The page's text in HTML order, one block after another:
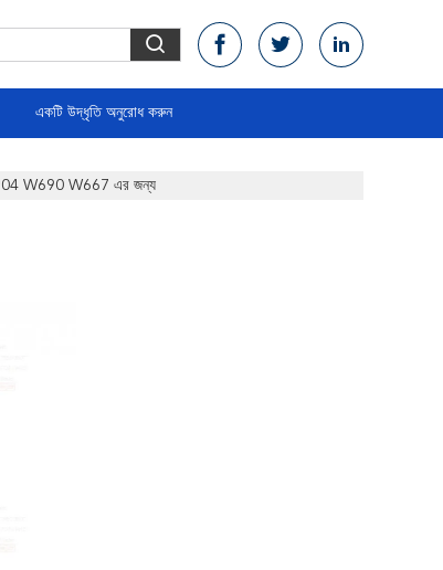
একটি উদ্ধৃতি অনুরোধ করুন
W690 W667 এর জন্য